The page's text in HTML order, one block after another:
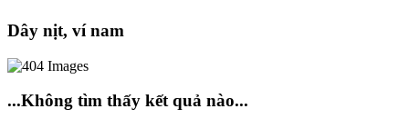
Dây nịt, ví nam
...Không tìm thấy kết quả nào...